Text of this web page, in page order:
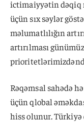
ictimaiyyətin dəqiq
üçün sıx səylər
məlumatlılığın
artırılması
Rəqəmsal sahədə
üçün qlobal
hiss olunur.